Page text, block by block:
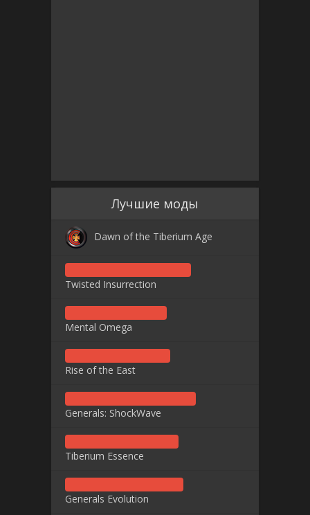
Лучшие моды
Dawn of the Tiberium Age
Twisted Insurrection
Mental Omega
Rise of the East
Generals: ShockWave
Tiberium Essence
Generals Evolution